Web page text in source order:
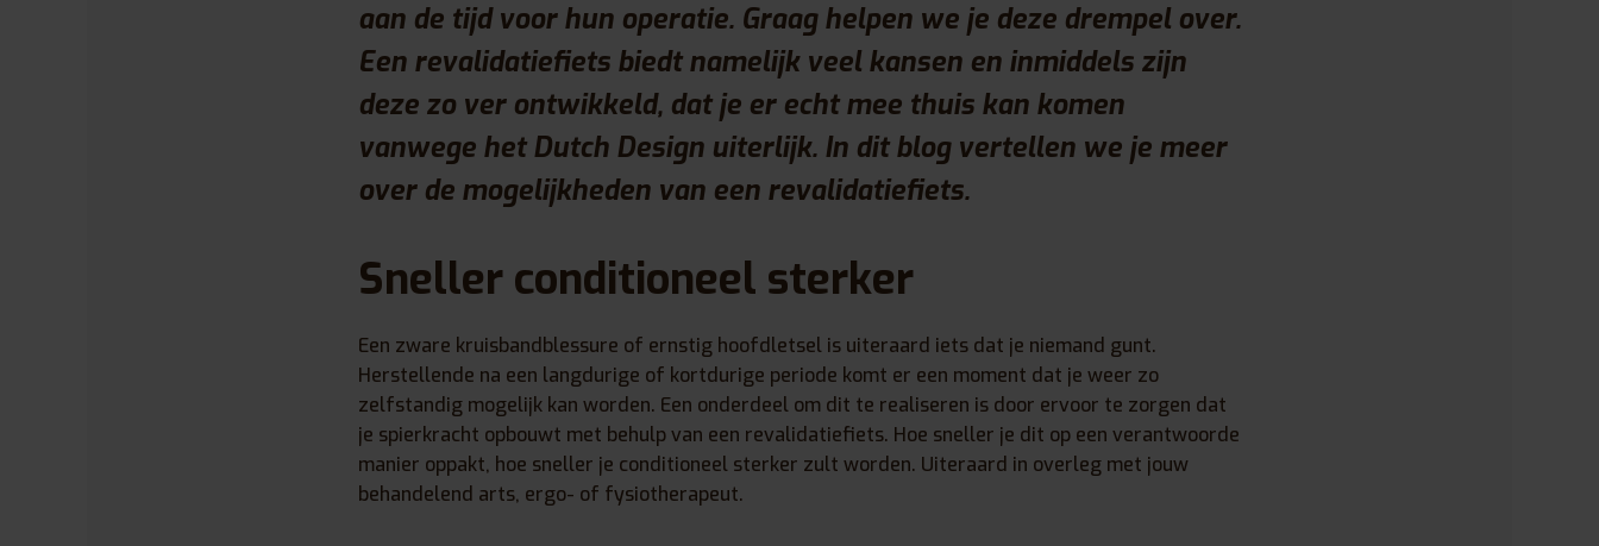
aan de tijd voor hun operatie. Graag helpen we je deze drempel over.
Een revalidatiefiets biedt namelijk veel kansen en inmiddels zijn
deze zo ver ontwikkeld, dat je er echt mee thuis kan komen
vanwege het Dutch Design uiterlijk. In dit blog vertellen we je meer
over de mogelijkheden van een revalidatiefiets.
Sneller conditioneel sterker
Een zware kruisbandblessure of ernstig hoofdletsel is uiteraard iets dat je niemand gunt.
Herstellende na een langdurige of kortdurige periode komt er een moment dat je weer zo
zelfstandig mogelijk kan worden. Een onderdeel om dit te realiseren is door ervoor te zorgen dat
je spierkracht opbouwt met behulp van een revalidatiefiets. Hoe sneller je dit op een verantwoorde
manier oppakt, hoe sneller je conditioneel sterker zult worden. Uiteraard in overleg met jouw
behandelend arts, ergo- of fysiotherapeut.